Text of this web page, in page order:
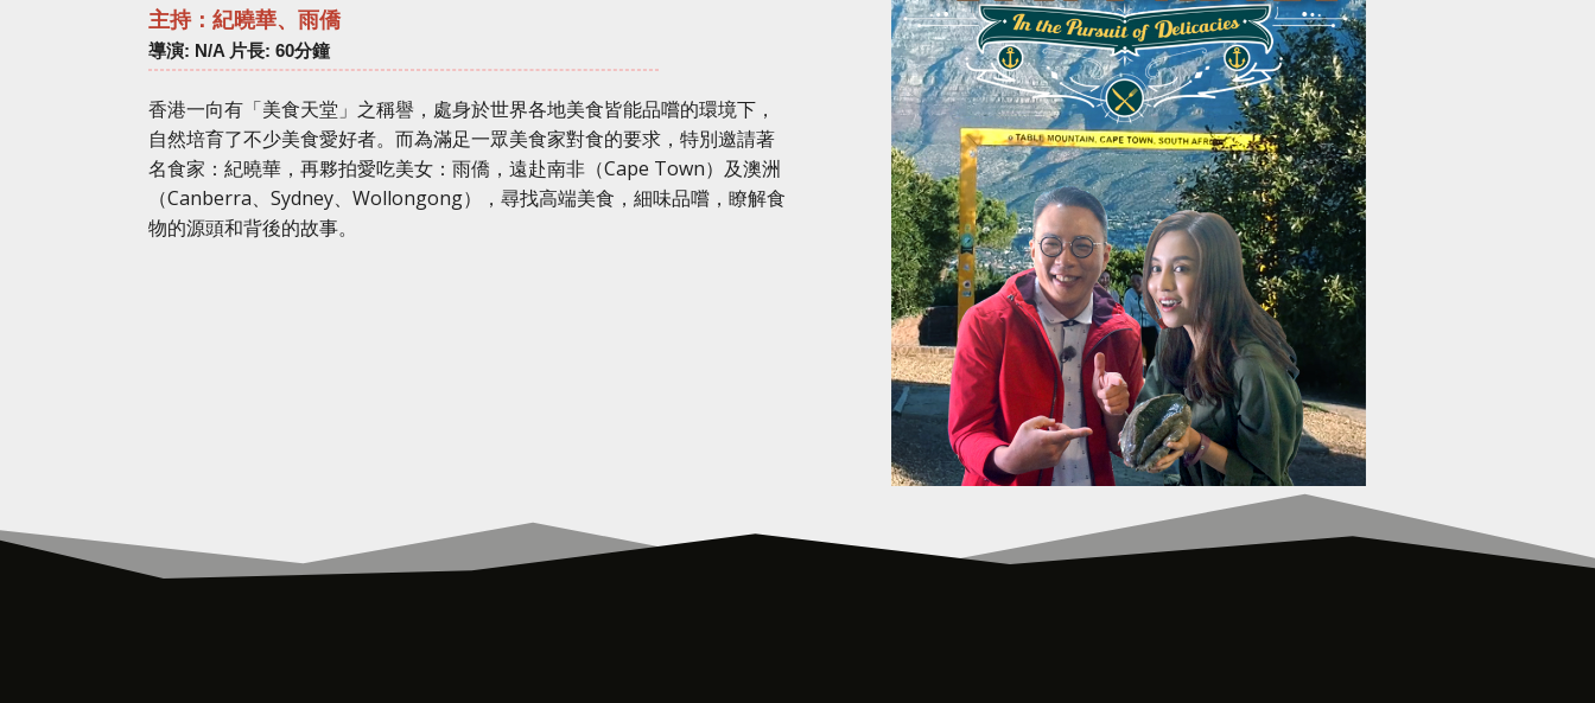
主持：紀曉華、雨僑
導演: N/A 片長: 60分鐘
香港一向有「美食天堂」之稱譽，處身於世界各地美食皆能品嚐的環境下，
自然培育了不少美食愛好者。而為滿足一眾美食家對食的要求，特別邀請著
名食家：紀曉華，再夥拍愛吃美女：雨僑，遠赴南非（Cape Town）及澳洲
（Canberra、Sydney、Wollongong），尋找高端美食，細味品嚐，瞭解食
物的源頭和背後的故事。